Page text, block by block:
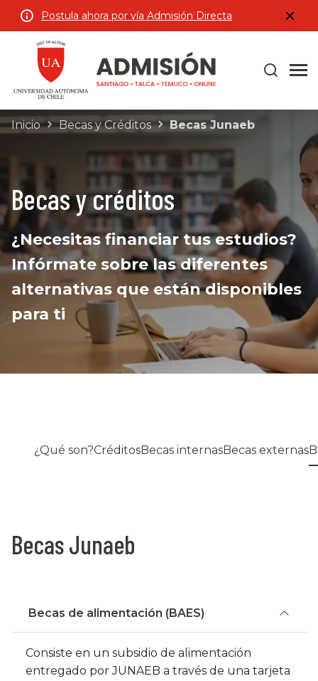
Postula ahora por vía Admisión Directa
Inicio Becas y Créditos Becas Junaeb
Becas y créditos
¿Necesitas financiar tus estudios?
Infórmate sobre las diferentes
alternativas que están disponibles
para ti
¿Qué son?CréditosBecas internasBecas externas
Becas Junaeb
Becas de alimentación (BAES)
Consiste en un subsidio de alimentación
entregado por JUNAEB a través de una tarjeta